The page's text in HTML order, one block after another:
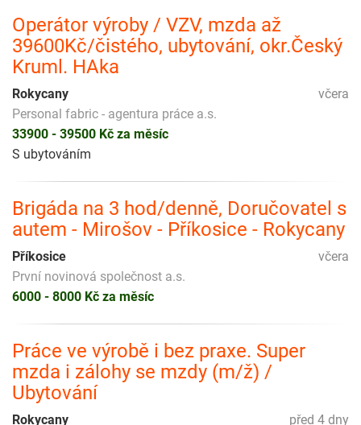
Operátor výroby / VZV, mzda až
39600Kč/čistého, ubytování, okr.Český
Kruml. HAka
včera
Rokycany
Personal fabric - agentura práce a.s.
33900 - 39500 Kč za měsíc
S ubytováním
Brigáda na 3 hod/denně, Doručovatel s
autem - Mirošov - Příkosice - Rokycany
včera
Příkosice
První novinová společnost a.s.
6000 - 8000 Kč za měsíc
Práce ve výrobě i bez praxe. Super
mzda i zálohy se mzdy (m/ž) /
Ubytování
před 4 dny
Rokycany